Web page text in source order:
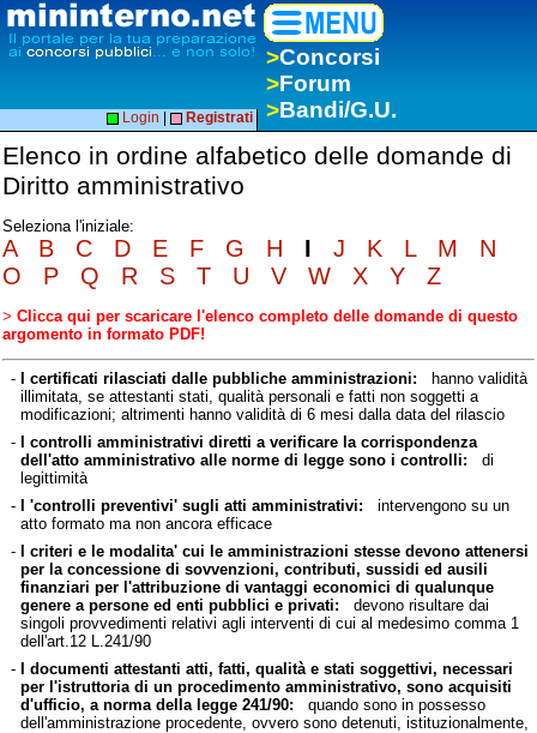
>Concorsi
>Forum
>Bandi/G.U.
Login Registrati
Elenco in ordine alfabetico delle domande di
Diritto amministrativo
Seleziona l'iniziale:
A B C D E F G H I J K L M
N
O
P Q R S T U V W X Y Z
> Clicca qui per scaricare l'elenco completo delle domande di questo
argomento in formato PDF!
- I certificati rilasciati dalle pubbliche amministrazioni: hanno validità
illimitata, se attestanti stati, qualità personali e fatti non soggetti a
modificazioni; altrimenti hanno validità di 6 mesi dalla data del rilascio
- I controlli amministrativi diretti a verificare la corrispondenza
dell'atto amministrativo alle norme di legge sono i controlli: di
legittimità
- I 'controlli preventivi' sugli atti amministrativi: intervengono su un
atto formato ma non ancora efficace
- I criteri e le modalita' cui le amministrazioni stesse devono attenersi
per la concessione di sovvenzioni, contributi, sussidi ed ausili
finanziari per l'attribuzione di vantaggi economici di qualunque
genere a persone ed enti pubblici e privati: devono risultare dai
singoli provvedimenti relativi agli interventi di cui al medesimo comma 1
dell'art.12 L.241/90
- I documenti attestanti atti, fatti, qualità e stati soggettivi, necessari
per l'istruttoria di un procedimento amministrativo, sono acquisiti
d'ufficio, a norma della legge 241/90: quando sono in possesso
dell'amministrazione procedente, ovvero sono detenuti, istituzionalmente,